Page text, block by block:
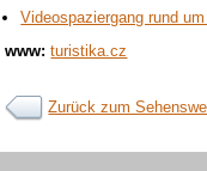
Videospaziergang rund
www: turistika.cz
Zurück zum